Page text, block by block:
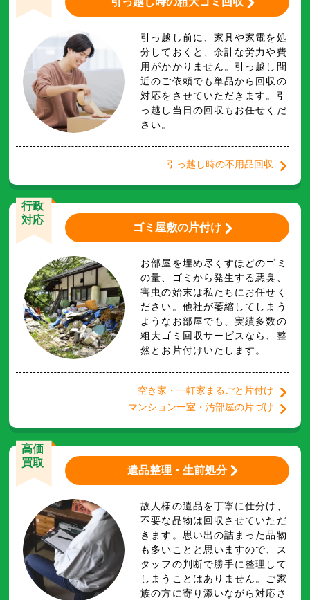
引っ越し前に、家具や家電を処
分しておくと、余計な労力や費
用がかかりません。引っ越し間
近のご依頼でも単品から回収の
対応をさせていただきます。引
っ越し当日の回収もお任せくだ
さい。
引っ越し時の不用品回収
行政
対応
ゴミ屋敷の片付け
お部屋を埋め尽くすほどのゴミ
の量、ゴミから発生する悪臭、
害虫の始末は私たちにお任せく
ださい。他社が萎縮してしまう
ようなお部屋でも、実績多数の
粗大ゴミ回収サービスなら、整
然とお片付けいたします。
空き家・一軒家まるごと片付け
マンション一室・汚部屋の片づけ
高価
買取
遺品整理・生前処分
故人様の遺品を丁寧に仕分け、
不要な品物は回収させていただ
きます。思い出の詰まった品物
も多いことと思いますので、ス
タッフの判断で勝手に整理して
しまうことはありません。ご家
族の方に寄り添いながら対応さ